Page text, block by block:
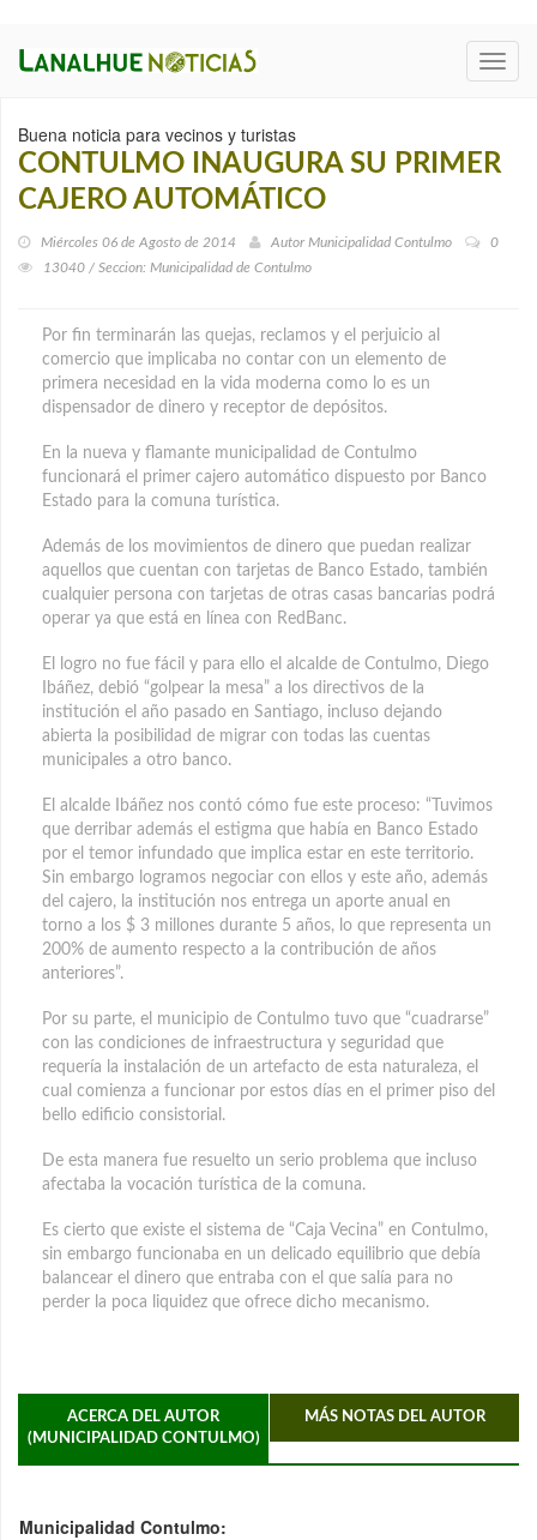
Buena noticia para vecinos y turistas
CONTULMO INAUGURA SU PRIMER
CAJERO AUTOMÁTICO
Miércoles 06 de Agosto de 2014 Autor Municipalidad Contulmo
0
13040 / Seccion: Municipalidad de Contulmo
Por fin terminarán las quejas, reclamos y el perjuicio al
comercio que implicaba no contar con un elemento de
primera necesidad en la vida moderna como lo es un
dispensador de dinero y receptor de depósitos.
En la nueva y flamante municipalidad de Contulmo
funcionará el primer cajero automático dispuesto por Banco
Estado para la comuna turística.
Además de los movimientos de dinero que puedan realizar
aquellos que cuentan con tarjetas de Banco Estado, también
cualquier persona con tarjetas de otras casas bancarias podrá
operar ya que está en línea con RedBanc.
El logro no fue fácil y para ello el alcalde de Contulmo, Diego
Ibáñez, debió “golpear la mesa” a los directivos de la
institución el año pasado en Santiago, incluso dejando
abierta la posibilidad de migrar con todas las cuentas
municipales a otro banco.
El alcalde Ibáñez nos contó cómo fue este proceso: “Tuvimos
que derribar además el estigma que había en Banco Estado
por el temor infundado que implica estar en este territorio.
Sin embargo logramos negociar con ellos y este año, además
del cajero, la institución nos entrega un aporte anual en
torno a los $ 3 millones durante 5 años, lo que representa un
200% de aumento respecto a la contribución de años
anteriores”.
Por su parte, el municipio de Contulmo tuvo que “cuadrarse”
con las condiciones de infraestructura y seguridad que
requería la instalación de un artefacto de esta naturaleza, el
cual comienza a funcionar por estos días en el primer piso del
bello edificio consistorial.
De esta manera fue resuelto un serio problema que incluso
afectaba la vocación turística de la comuna.
Es cierto que existe el sistema de “Caja Vecina” en Contulmo,
sin embargo funcionaba en un delicado equilibrio que debía
balancear el dinero que entraba con el que salía para no
perder la poca liquidez que ofrece dicho mecanismo.
ACERCA DEL AUTOR
(MUNICIPALIDAD CONTULMO)
MÁS NOTAS DEL AUTOR
Municipalidad Contulmo: